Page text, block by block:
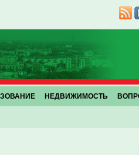
НЕДВИЖИМОСТЬ